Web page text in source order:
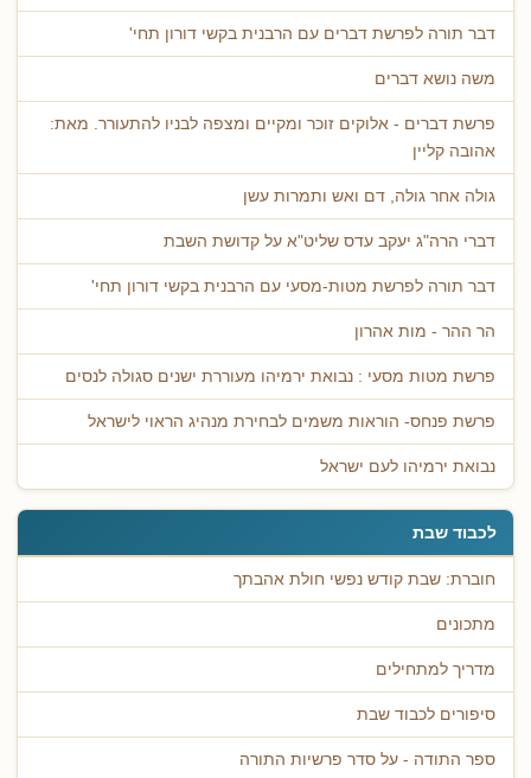
דבר תורה לפרשת דברים עם הרבנית בקשי דורון תחי'
משה נושא דברים
פרשת דברים - אלוקים זוכר ומקיים ומצפה לבניו להתעורר. מאת:
אהובה קליין
גולה אחר גולה, דם ואש ותמרות עשן
דברי הרה"ג יעקב עדס שליט"א על קדושת השבת
דבר תורה לפרשת מטות-מסעי עם הרבנית בקשי דורון תחי'
הר ההר - מות אהרון
פרשת מטות מסעי : נבואת ירמיהו מעוררת ישנים סגולה לנסים
פרשת פנחס- הוראות משמים לבחירת מנהיג הראוי לישראל
נבואת ירמיהו לעם ישראל
לכבוד שבת
חוברת: שבת קודש נפשי חולת אהבתך
מתכונים
מדריך למתחילים
סיפורים לכבוד שבת
ספר התודה - על סדר פרשיות התורה